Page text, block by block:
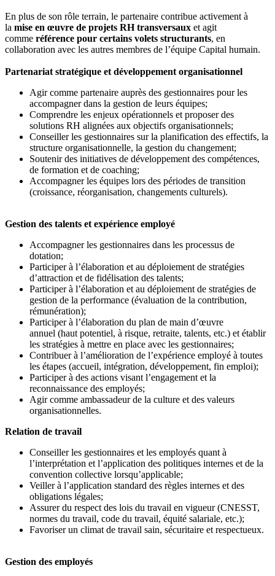
En plus de son rôle terrain, le partenaire contribue activement à
la mise en œuvre de projets RH transversaux et agit
comme référence pour certains volets structurants, en
collaboration avec les autres membres de l’équipe Capital humain.
Partenariat stratégique et développement organisationnel
Agir comme partenaire auprès des gestionnaires pour les
accompagner dans la gestion de leurs équipes;
Comprendre les enjeux opérationnels et proposer des
solutions RH alignées aux objectifs organisationnels;
Conseiller les gestionnaires sur la planification des effectifs, la
structure organisationnelle, la gestion du changement;
Soutenir des initiatives de développement des compétences,
de formation et de coaching;
Accompagner les équipes lors des périodes de transition
(croissance, réorganisation, changements culturels).
Gestion des talents et expérience employé
Accompagner les gestionnaires dans les processus de
dotation;
Participer à l’élaboration et au déploiement de stratégies
d’attraction et de fidélisation des talents;
Participer à l’élaboration et au déploiement de stratégies de
gestion de la performance (évaluation de la contribution,
rémunération);
Participer à l’élaboration du plan de main d’œuvre
annuel (haut potentiel, à risque, retraite, talents, etc.) et établir
les stratégies à mettre en place avec les gestionnaires;
Contribuer à l’amélioration de l’expérience employé à toutes
les étapes (accueil, intégration, développement, fin emploi);
Participer à des actions visant l’engagement et la
reconnaissance des employés;
Agir comme ambassadeur de la culture et des valeurs
organisationnelles.
Relation de travail
Conseiller les gestionnaires et les employés quant à
l’interprétation et l’application des politiques internes et de la
convention collective lorsqu’applicable;
Veiller à l’application standard des règles internes et des
obligations légales;
Assurer du respect des lois du travail en vigueur (CNESST,
normes du travail, code du travail, équité salariale, etc.);
Favoriser un climat de travail sain, sécuritaire et respectueux.
Gestion des employés